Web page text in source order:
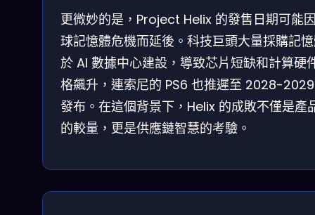
更微妙的是，Project Helix 的發售日期可能
球記憶體危機而延後。科技巨頭大量採購記
於 AI 數據中心建設，導致芯片短缺和計算硬
格飆升，連索尼的 PS6 也推遲至 2028-
發布。在這個背景下，Helix 的成敗不僅是產
的較量，更是供應鏈智慧的考驗。